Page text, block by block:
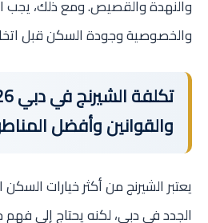
والنهدة والقصيص. ومع ذلك، يجب
والخصوصية وجودة السكن قبل اتخاذ
والقوانين وأفضل
يعتبر الشيرنج من أكثر خيارات السكن
الجدد في دبي، لكنه يحتاج إلى